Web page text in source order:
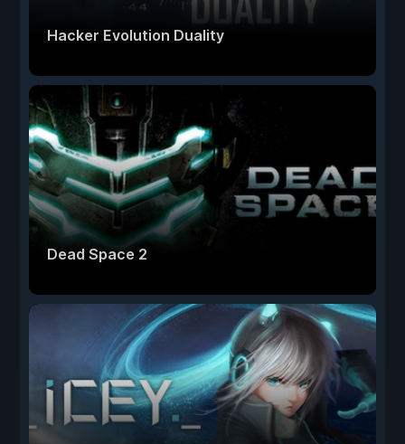
Hacker Evolution Duality
Dead Space 2